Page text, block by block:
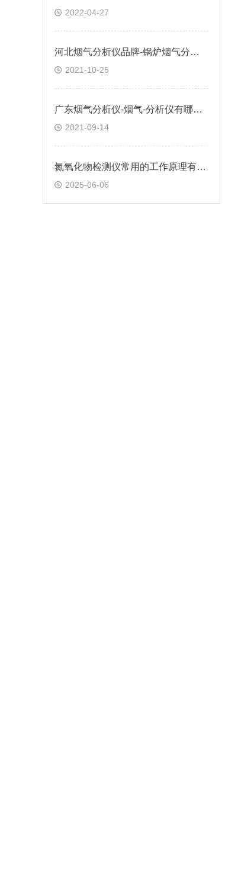
2022-04-27
河北烟气分析仪品牌-锅炉烟气分析仪价格-便携红外烟气分析仪-逸云天
2021-10-25
广东烟气分析仪-烟气-分析仪有哪些品牌-烟气分析仪价格多少钱-逸云天
2021-09-14
氮氧化物检测仪常用的工作原理有哪些？
2025-06-06